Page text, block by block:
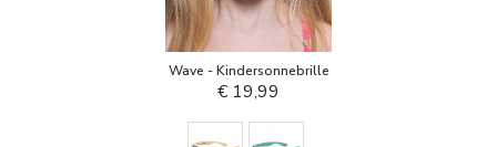
Wave - Kindersonnebrille
€ 19,99